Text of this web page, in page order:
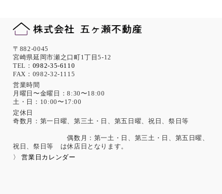
〒882-0045
宮崎県延岡市瀬之口町1丁目5-12
TEL： 0982-35-6110
FAX：0982-32-1115
営業時間
月曜日〜金曜日：8:30〜18:00
土・日：10:00〜17:00
定休日
奇数月：第一日曜、第三土・日、第五日曜、祝日、祭日等
偶数月：第一土・日、第三土・日、第五日曜、
祝日、祭日等 は休店日となります。
〉 営業日カレンダー